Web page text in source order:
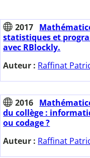
2017
statistiques et
avec RBlockly.
Auteur : Raffinat
2016
du collège :
ou codage ?
Auteur : Raffinat